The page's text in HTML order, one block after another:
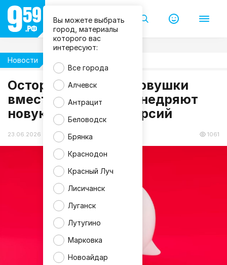
Вы можете выбрать
город, материалы
которого вас
интересуют:
Все города
Алчевск
Антрацит
Беловодск
Брянка
Краснодон
Красный Луч
Лисичанск
Луганск
Лутугино
Марковка
Новоайдар
Новости
Осторожно, мины-ловушки
вместо денег: ВСУ внедряют
новую тактику диверсий
23.06.2026 18:47 1061
M
a
g
n
i
f
c